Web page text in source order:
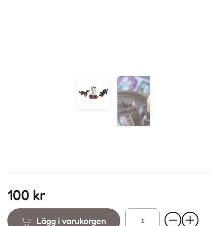
100 kr
Lägg i varukorgen